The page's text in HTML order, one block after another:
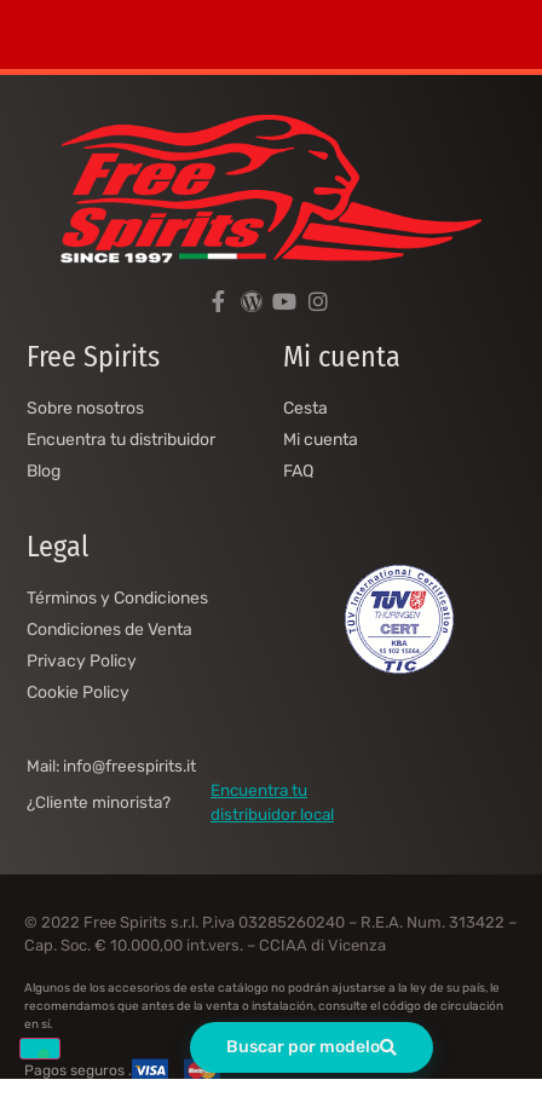
Buscar por modelo
Free Spirits
Sobre nosotros
Encuentra tu distribuidor
Blog
Mi cuenta
Cesta
Mi cuenta
FAQ
Legal
Términos y Condiciones
Condiciones de Venta
Privacy Policy
Cookie Policy
Mail: info@freespirits.it
¿Cliente minorista?
Encuentra tu
distribuidor local
© 2022 Free Spirits s.r.l. P.iva 03285260240 – R.E.A. Num. 313422 –
Cap. Soc. € 10.000,00 int.vers. – CCIAA di Vicenza
Algunos de los accesorios de este catálogo no podrán ajustarse a la ley de su país, le
recomendamos que antes de la venta o instalación, consulte el código de circulación
en sí.
Pagos seguros .